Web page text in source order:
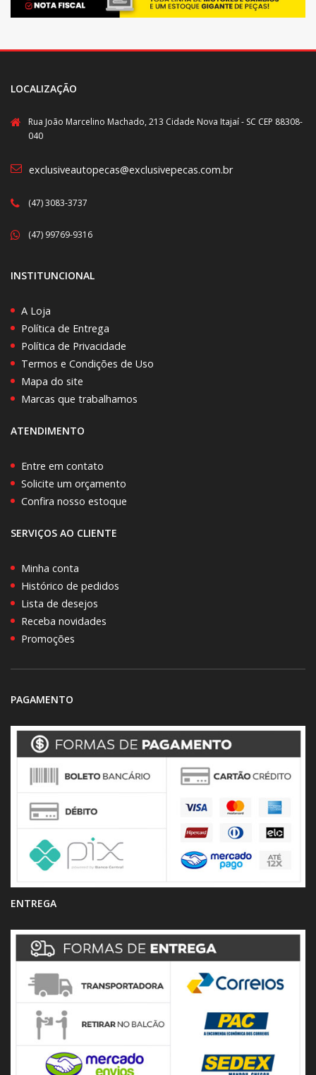
LOCALIZAÇÃO
Rua João Marcelino Machado, 213 Cidade Nova Itajaí - SC CEP 88308-
040
exclusiveautopecas@exclusivepecas.com.br
(47) 3083-3737
(47) 99769-9316
INSTITUNCIONAL
A Loja
Política de Entrega
Política de Privacidade
Termos e Condições de Uso
Mapa do site
Marcas que trabalhamos
ATENDIMENTO
Entre em contato
Solicite um orçamento
Confira nosso estoque
SERVIÇOS AO CLIENTE
Minha conta
Histórico de pedidos
Lista de desejos
Receba novidades
Promoções
PAGAMENTO
ENTREGA